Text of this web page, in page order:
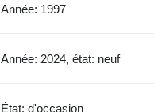
Année: 1997
Année: 2024, état: neuf
État: d'occasion